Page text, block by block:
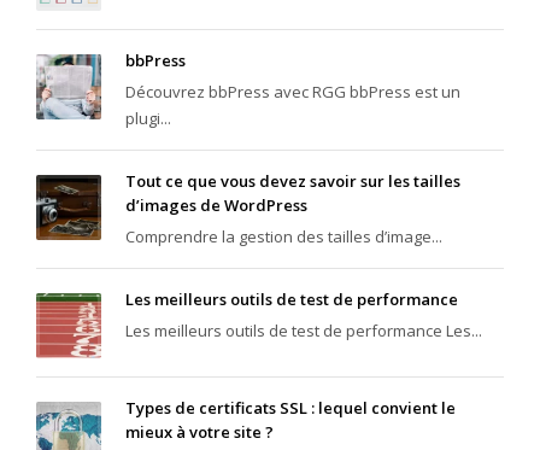
bbPress
Découvrez bbPress avec RGG bbPress est un
plugi...
Tout ce que vous devez savoir sur les tailles
d’images de WordPress
Comprendre la gestion des tailles d’image...
Les meilleurs outils de test de performance
Les meilleurs outils de test de performance Les...
Types de certificats SSL : lequel convient le
mieux à votre site ?